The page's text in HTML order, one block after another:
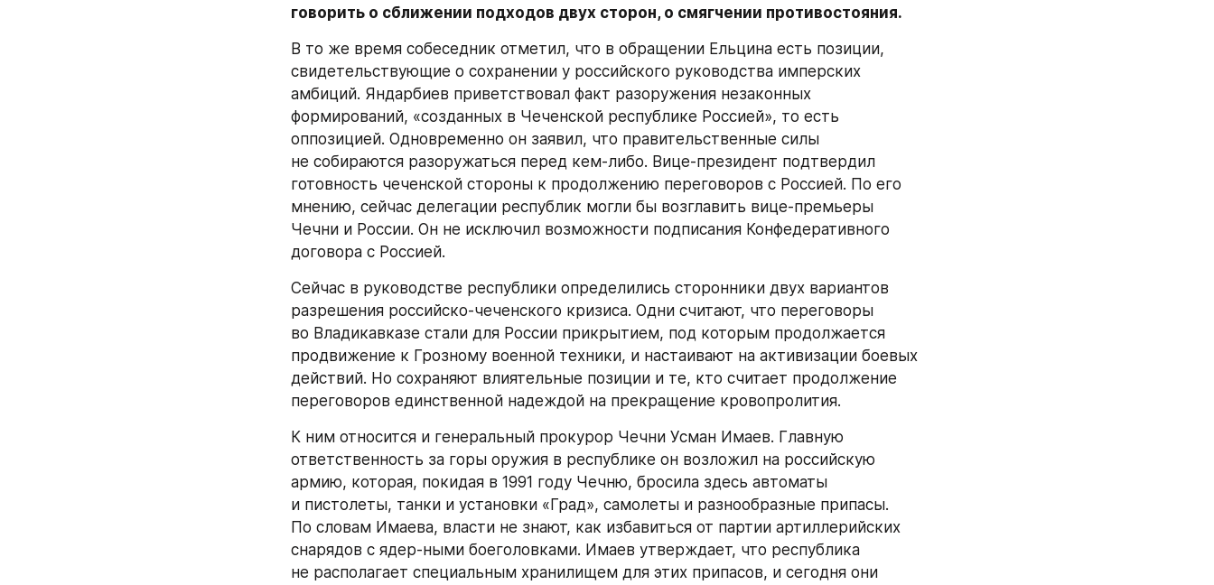
говорить о сближении подходов двух сторон, о смягчении противостояния.
В то же время собеседник отметил, что в обращении Ельцина есть позиции,
свидетельствующие о сохранении у российского руководства имперских
амбиций. Яндарбиев приветствовал факт разоружения незаконных
формирований, «созданных в Чеченской республике Россией», то есть
оппозицией. Одновременно он заявил, что правительственные силы
не собираются разоружаться перед кем-либо. Вице-президент подтвердил
готовность чеченской стороны к продолжению переговоров с Россией. По его
мнению, сейчас делегации республик могли бы возглавить вице-премьеры
Чечни и России. Он не исключил возможности подписания Конфедеративного
договора с Россией.
Сейчас в руководстве республики определились сторонники двух вариантов
разрешения российско-чеченского кризиса. Одни считают, что переговоры
во Владикавказе стали для России прикрытием, под которым продолжается
продвижение к Грозному военной техники, и настаивают на активизации боевых
действий. Но сохраняют влиятельные позиции и те, кто считает продолжение
переговоров единственной надеждой на прекращение кровопролития.
К ним относится и генеральный прокурор Чечни Усман Имаев. Главную
ответственность за горы оружия в республике он возложил на российскую
армию, которая, покидая в 1991 году Чечню, бросила здесь автоматы
и пистолеты, танки и установки «Град», самолеты и разнообразные припасы.
По словам Имаева, власти не знают, как избавиться от партии артиллерийских
снарядов с ядер-ными боеголовками. Имаев утверждает, что республика
не располагает специальным хранилищем для этих припасов, и сегодня они